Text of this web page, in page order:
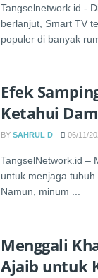
Tangselnetwork.id -
berlanjut, Smart TV
populer di banyak
Efek
Ketahui
BY SAHRUL D 06/11/
TangselNetwork.id –
untuk menjaga
Namun, minum ...
Menggali
Ajaib untuk